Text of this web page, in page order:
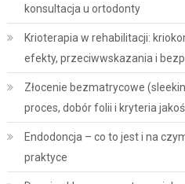
konsultacja u ortodonty
Krioterapia w rehabilitacji:
efekty, przeciwwskazania i
Złocenie bezmatrycowe
proces, dobór folii i kryteria
Endodoncja – co to jest i na
praktyce